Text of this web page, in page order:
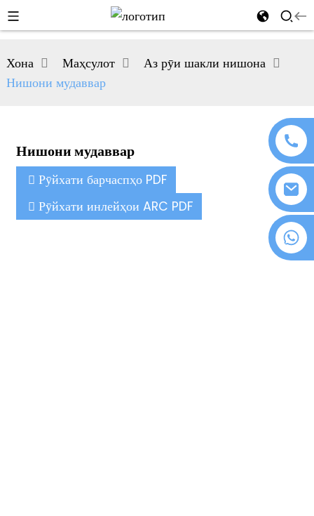
Хона Маҳсулот
Аз рӯи шакли нишона
Нишони мудаввар
Нишони мудаввар
Рӯйхати барчаспҳо PDF
Рӯйхати инлейҳои ARC PDF